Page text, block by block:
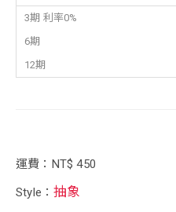
3期 利率0%
6期
12期
運費：NT$ 450
Style：抽象